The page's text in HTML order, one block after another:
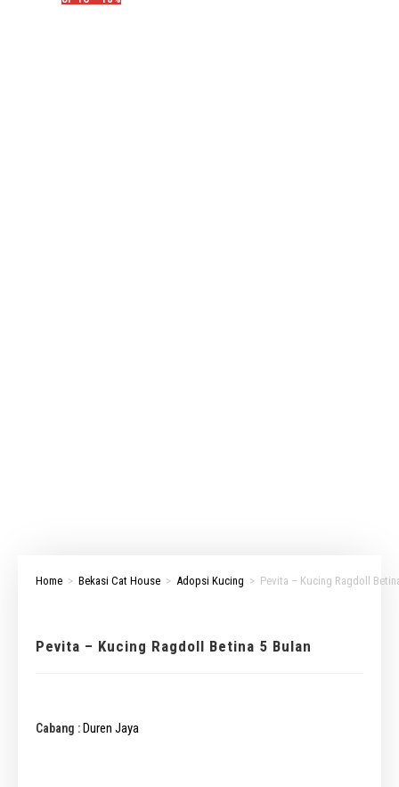
Home > Bekasi Cat House > Adopsi Kucing > Pevita – Kucing Ragdoll
Pevita – Kucing Ragdoll Betina 5 Bulan
Cabang :Duren Jaya